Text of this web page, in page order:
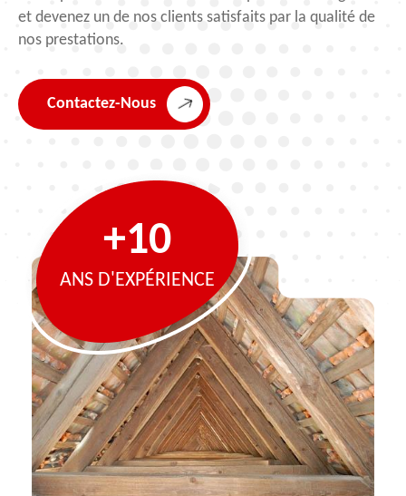
et devenez un de nos clients satisfaits par la qualité de
nos prestations.
Contactez-Nous
+10
ANS D'EXPÉRIENCE